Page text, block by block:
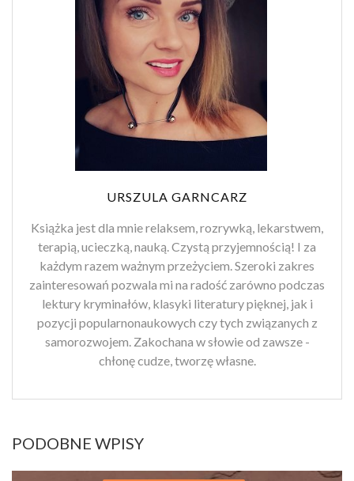
URSZULA GARNCARZ
Książka jest dla mnie relaksem, rozrywką, lekarstwem,
terapią, ucieczką, nauką. Czystą przyjemnością! I za
każdym razem ważnym przeżyciem. Szeroki zakres
zainteresowań pozwala mi na radość zarówno podczas
lektury kryminałów, klasyki literatury pięknej, jak i
pozycji popularnonaukowych czy tych związanych z
samorozwojem. Zakochana w słowie od zawsze -
chłonę cudze, tworzę własne.
PODOBNE WPISY